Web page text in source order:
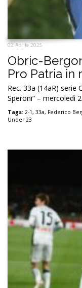
02 Aprile 2025
Obric-
Pro Patria
Rec. 33a (14aR) serie
Speroni” – mercoledì
Tags: 2-1, 33a, Federico
Under 23